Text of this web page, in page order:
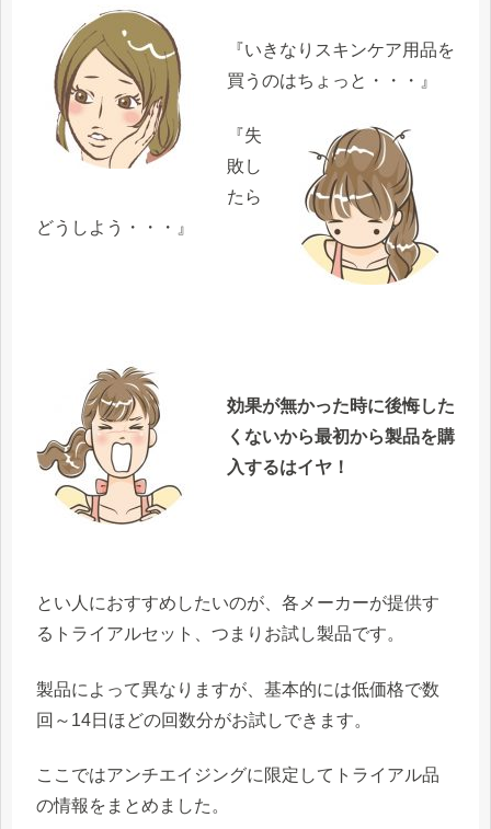
『いきなりスキンケア用品を
買うのはちょっと・・・』
『失
敗し
たら
どうしよう・・・』
効果が無かった時に後悔した
くないから最初から製品を購
入するはイヤ！
とい人におすすめしたいのが、各メーカーが提供す
るトライアルセット、つまりお試し製品です。
製品によって異なりますが、基本的には低価格で数
回～14日 ほどの回数分がお試しできます。
ここではアンチエイジングに限定してトライアル品
の情報をまとめました。